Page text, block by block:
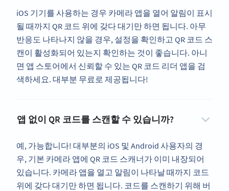
iOS 기기를 사용하는 경우 카메라 앱을 열어 알림이 표시
될 때까지 QR 코드 위에 갖다 대기만 하면 됩니다. 아무
반응도 나타나지 않을 경우, 설정을 확인하고 QR 코드 스
캔이 활성화되어 있는지 확인하는 것이 좋습니다. 아니
면 앱 스토어에서 신뢰할 수 있는 QR 코드 리더 앱을 검
색하세요. 대부분 무료로 제공됩니다!
앱 없이 QR 코드를 스캔할 수 있습니까?
예, 가능합니다! 대부분의 iOS 및 Android 사용자의 경
우, 기본 카메라 앱에 QR 코드 스캐너가 이미 내장되어
있습니다. 카메라 앱을 열고 알림이 나타날 때까지 코드
위에 갖다 대기만 하면 됩니다. 코드를 스캔하기 위해 버